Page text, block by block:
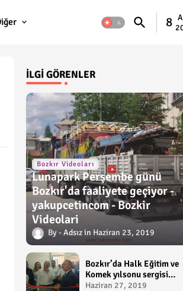
8
İLGI GÖRENLER
Bozkır Videoları
Lunapark Perşembe günü
Bozkır'da faaliyete geçiyor -
yakupcetincom - Bozkir
Videolari
Adsız Haziran 23, 2019
Bozkır’da Halk Eğitim ve
Komek yılsonu sergisi
gerçekleştirildi-
Haziran 27, 2019